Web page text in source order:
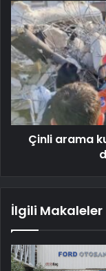
Çinli arama
İlgili Makaleler